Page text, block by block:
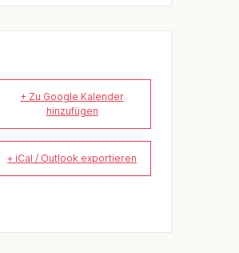
+ Zu Google Kalender
hinzufügen
+ iCal / Outlook exportieren